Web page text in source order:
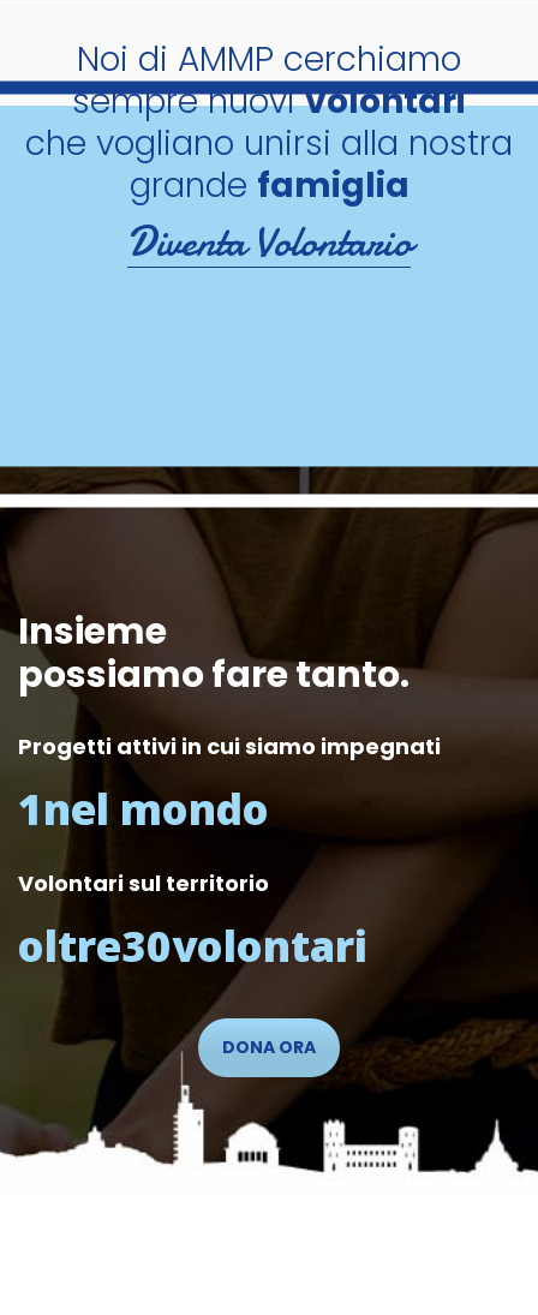
Noi di AMMP cerchiamo
sempre nuovivolontari
che vogliano unirsi alla nostra
grande famiglia
Diventa Volontario
Insieme
possiamo fare tanto.
Progetti attivi in cui siamo impegnati
1nel mondo
Volontari sul territorio
oltre30volontari
DONA ORA